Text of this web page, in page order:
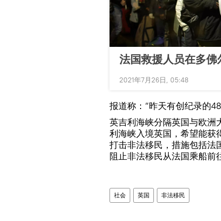
法国救援人员在多
2021年7月26日, 05:48
报道称：“昨天有创纪录的
英吉利海峡分隔英国与欧洲
利海峡入境英国，希望能获
打击非法移民，措施包括法
阻止非法移民从法国乘船前
社会 英国 非法移民